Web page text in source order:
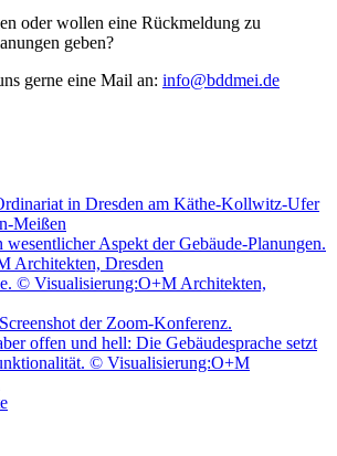
oder wollen eine Rückmeldung zu
geben?
gerne eine Mail an: info@bddmei.de